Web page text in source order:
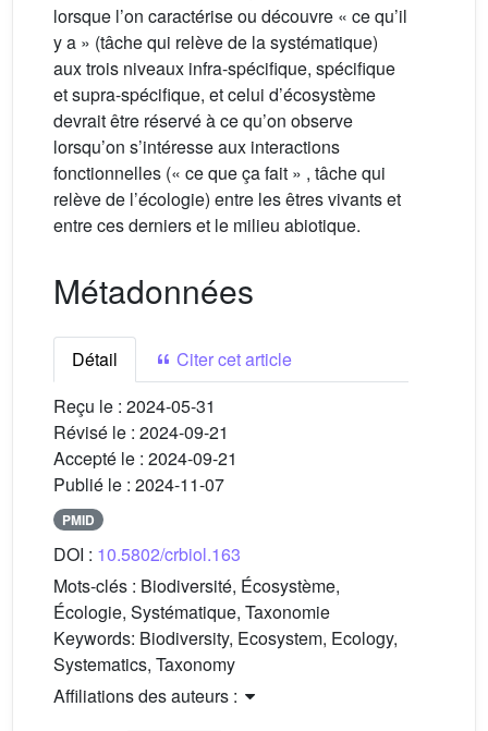
lorsque l’on caractérise ou découvre « ce qu’il
y a » (tâche qui relève de la systématique)
aux trois niveaux infra-spécifique, spécifique
et supra-spécifique, et celui d’écosystème
devrait être réservé à ce qu’on observe
lorsqu’on s’intéresse aux interactions
fonctionnelles (« ce que ça fait » , tâche qui
relève de l’écologie) entre les êtres vivants et
entre ces derniers et le milieu abiotique.
Métadonnées
Détail
Citer cet article
Reçu le : 2024-05-31
Révisé le : 2024-09-21
Accepté le : 2024-09-21
Publié le : 2024-11-07
PMID
DOI : 10.5802/crbiol.163
Mots-clés : Biodiversité, Écosystème,
Écologie, Systématique, Taxonomie
Keywords: Biodiversity, Ecosystem, Ecology,
Systematics, Taxonomy
Affiliations des auteurs :